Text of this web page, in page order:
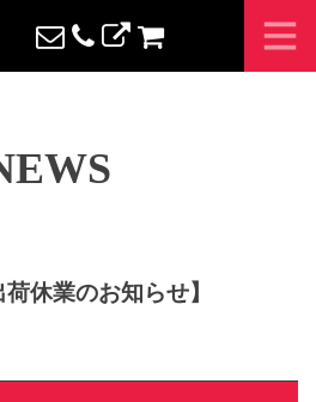
EWS
荷休業のお知らせ】